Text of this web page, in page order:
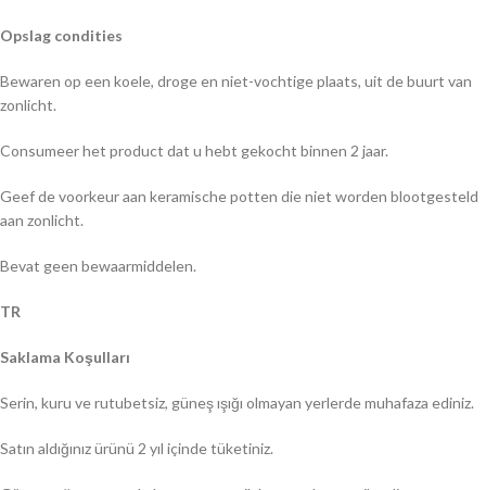
Opslag condities
Bewaren op een koele, droge en niet-vochtige plaats, uit de buurt van
zonlicht.
Consumeer het product dat u hebt gekocht binnen 2 jaar.
Geef de voorkeur aan keramische potten die niet worden blootgesteld
aan zonlicht.
Bevat geen bewaarmiddelen.
TR
Saklama Koşulları
Serin, kuru ve rutubetsiz, güneş ışığı olmayan yerlerde muhafaza ediniz.
Satın aldığınız ürünü 2 yıl içinde tüketiniz.